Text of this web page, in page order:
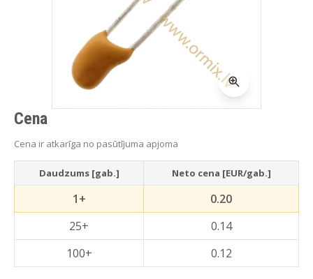
Cena
Cena ir atkarīga no pasūtījuma apjoma
Daudzums [gab.] Neto cena [EUR/gab.]
1+
0.20
25+
0.14
100+
0.12